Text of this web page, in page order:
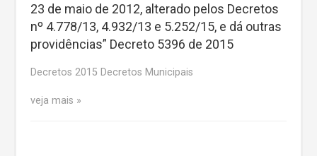
23 de maio de 2012, alterado pelos Decretos
nº 4.778/13, 4.932/13 e 5.252/15, e dá outras
providências” Decreto 5396 de 2015
Decretos 2015 Decretos Municipais
veja mais